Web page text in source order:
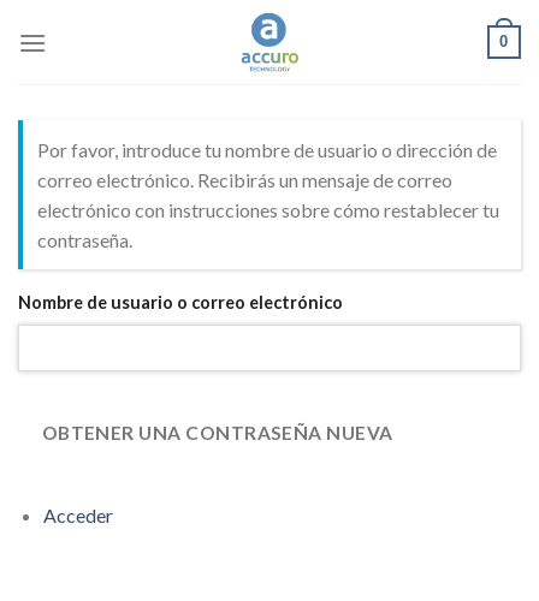
0
Por favor, introduce tu nombre de usuario o dirección de
correo electrónico. Recibirás un mensaje de correo
electrónico con instrucciones sobre cómo restablecer tu
contraseña.
Nombre de usuario o correo electrónico
OBTENER UNA CONTRASEÑA NUEVA
Acceder